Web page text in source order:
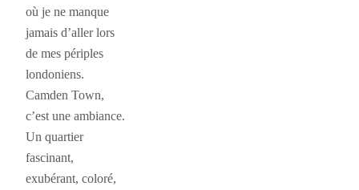
où je ne manque
jamais d’aller lors
de mes périples
londoniens.
Camden Town,
c’est une ambiance.
Un quartier
fascinant,
exubérant, coloré,